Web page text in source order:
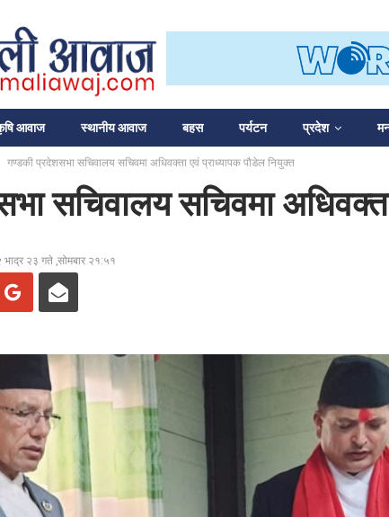
आवाज स्थानीय आवाज बहस पर्यटन प्रदेश
गण्डकी प्रदेशसभा सचिवालय सचिवमा अधिवक्ता एवं प्राध्यापक पौडेल नियुक्त
सचिवालय सचिवमा
२३ गते ,सोमबार २१:५१